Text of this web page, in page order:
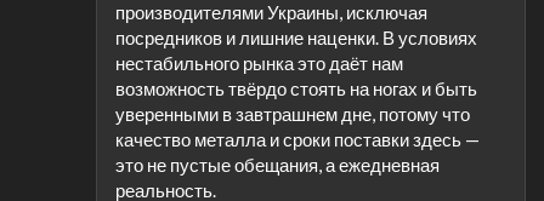
производителями Украины, исключая
посредников и лишние наценки. В условиях
нестабильного рынка это даёт нам
возможность твёрдо стоять на ногах и быть
уверенными в завтрашнем дне, потому что
качество металла и сроки поставки здесь —
это не пустые обещания, а ежедневная
реальность.